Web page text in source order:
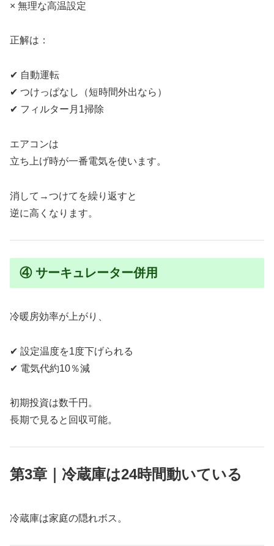
× 無理な高温設定
正解は：
✔ 自動運転
✔ つけっぱなし（短時間外出なら）
✔ フィルター月1掃除
エアコンは
立ち上げ時が一番電気を使います。
消して→つけてを繰り返すと
逆に高くなります。
④ サーキュレーター併用
冷暖房効率が上がり、
✔ 設定温度を1度下げられる
✔ 電気代約10％減
初期投資は数千円。
長期で見ると回収可能。
第3章｜冷蔵庫は24時間動いている
冷蔵庫は家庭の隠れボス。